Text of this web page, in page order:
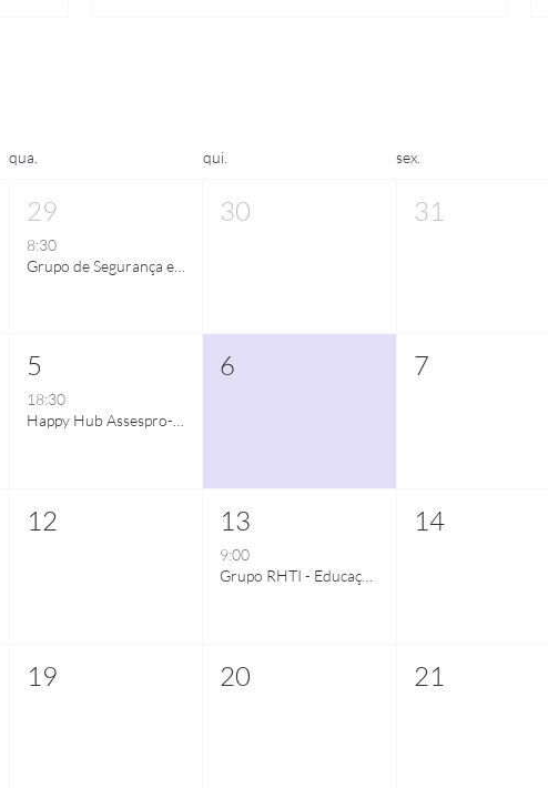
qua. qui. sex.
29
8:30
Grupo de Segurança e Privacidade de Dados - Implementação da ISO 27701
30 31
5
18:30
Happy Hub Assespro-RS
6 7
12 13
9:00
14
19 20 21